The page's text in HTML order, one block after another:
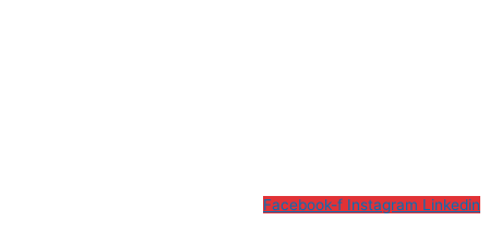
Facebook-f Instagram Linkedin